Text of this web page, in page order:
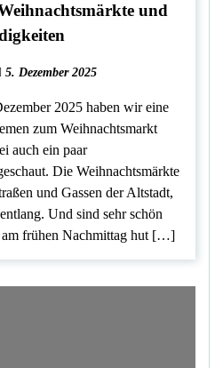
und
5. Dezember 2025
2025 haben wir eine
zum Weihnachtsmarkt
auch ein paar
Die Weihnachtsmärkte
und Gassen der Altstadt,
Und sind sehr schön
am frühen Nachmittag hut […]